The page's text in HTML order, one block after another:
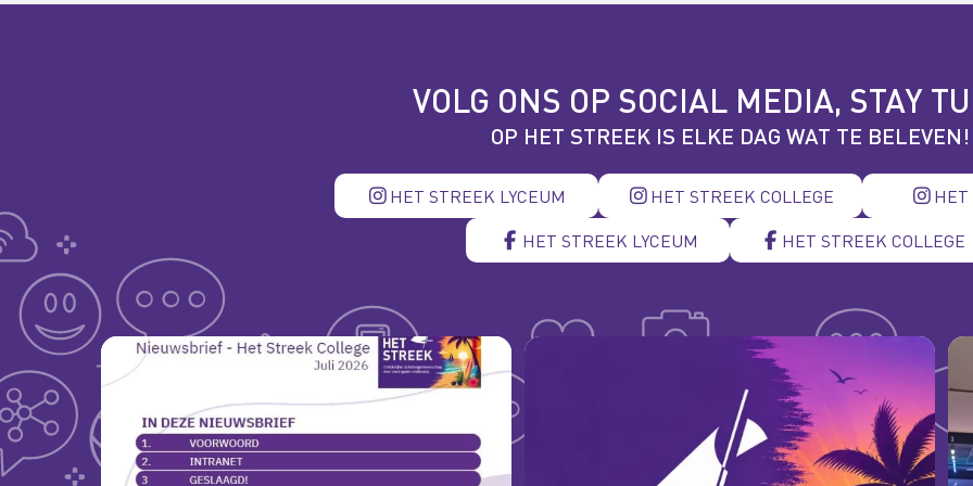
VOLG ONS OP SOCIAL MEDIA, STAY
OP HET STREEK IS ELKE DAG WAT TE BELEVEN!
HET STREEK LYCEUM HET STREEK COLLEGE
HET
HET STREEK LYCEUM
HET STREEK COLLEGE
hetstreekcollege
Vandaag is de laatste nieuwsbrief van dit schooljaar
gemaild naar alle ouder(s)/verzorger(s) van ISK, PRO en
VMBO.
hetstreekcollege
Wij wensen iedereen een hele fijne zomervakantie!
Jul 17